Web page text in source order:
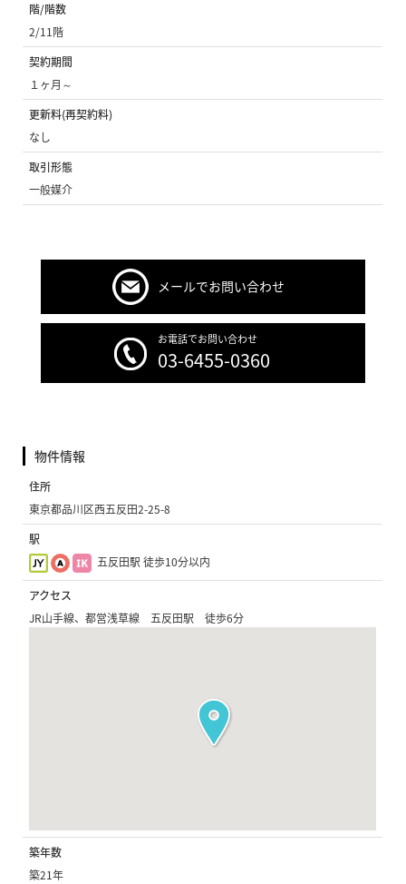
階/階数
2/11階
契約期間
１ヶ月～
更新料(再契約料)
なし
取引形態
一般媒介
メールでお問い合わせ
お電話でお問い合わせ
03-6455-0360
物件情報
住所
東京都品川区西五反田2-25-8
駅
五反田駅 徒歩10分以内
アクセス
JR山手線、都営浅草線 五反田駅 徒歩6分
築年数
築21年